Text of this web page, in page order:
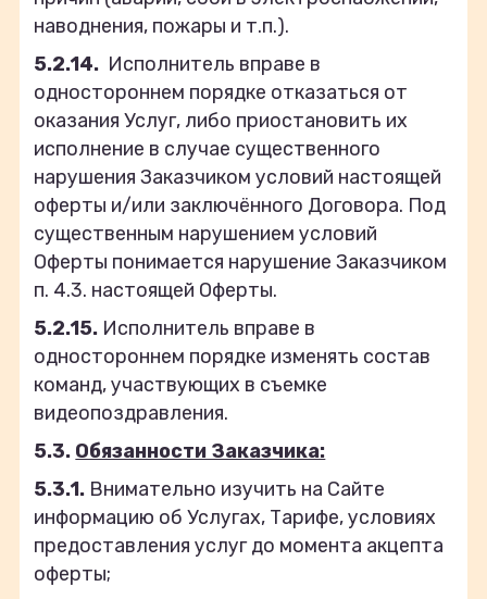
наводнения, пожары и т.п.).
5.2.14. Исполнитель вправе в
одностороннем порядке отказаться от
оказания Услуг, либо приостановить их
исполнение в случае существенного
нарушения Заказчиком условий настоящей
оферты и/или заключённого Договора. Под
существенным нарушением условий
Оферты понимается нарушение Заказчиком
п. 4.3. настоящей Оферты.
5.2.15. Исполнитель вправе в
одностороннем порядке изменять состав
команд, участвующих в съемке
видеопоздравления.
5.3. Обязанности Заказчика:
5.3.1. Внимательно изучить на Сайте
информацию об Услугах, Тарифе, условиях
предоставления услуг до момента акцепта
оферты;